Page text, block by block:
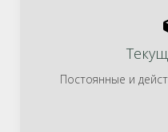
Постоянные и